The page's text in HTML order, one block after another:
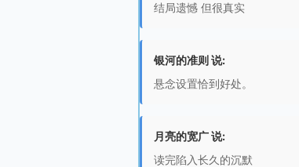
结局遗憾 但很真实
银河的准则 说:
悬念设置恰到好处。
月亮的宽广 说:
读完陷入长久的沉默